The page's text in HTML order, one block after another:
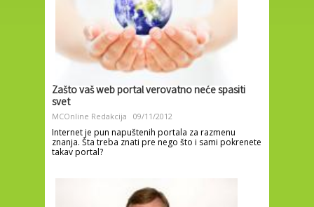
Zašto vaš web portal verovatno neće spasiti
svet
MCOnline Redakcija 09/11/2012
Internet je pun napuštenih portala za razmenu
znanja. Šta treba znati pre nego što i sami pokrenete
takav portal?